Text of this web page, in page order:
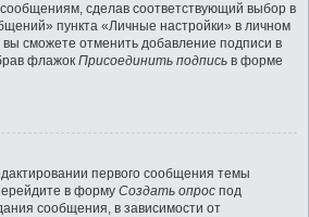
сделав соответствующий выбор в
пункта «Личные настройки» в личном
сможете отменить добавление подписи в
флажок Присоединить подпись в форме
первого сообщения темы
в форму Создать опрос под
сообщения, в зависимости от